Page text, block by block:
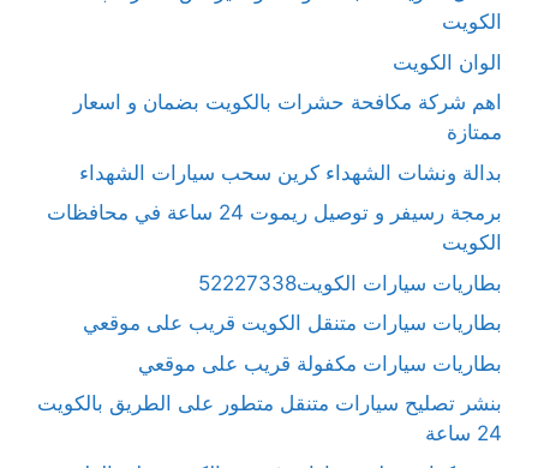
الكويت
الوان الكويت
اهم شركة مكافحة حشرات بالكويت بضمان و اسعار
ممتازة
بدالة ونشات الشهداء كرين سحب سيارات الشهداء
برمجة رسيفر و توصيل ريموت 24 ساعة في محافظات
الكويت
بطاريات سيارات الكويت52227338
بطاريات سيارات متنقل الكويت قريب على موقعي
بطاريات سيارات مكفولة قريب على موقعي
بنشر تصليح سيارات متنقل متطور على الطريق بالكويت
24 ساعة